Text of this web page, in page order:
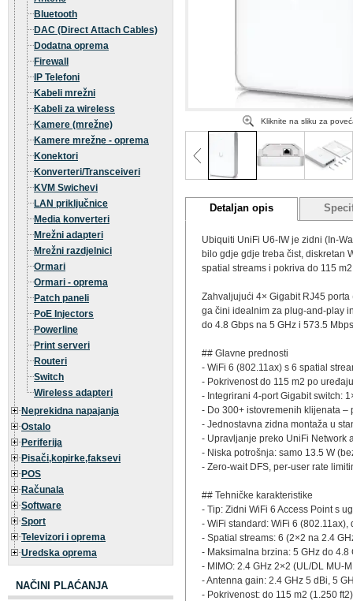
Bluetooth
DAC (Direct Attach Cables)
Dodatna oprema
Firewall
IP Telefoni
Kabeli mrežni
Kabeli za wireless
Kamere (mrežne)
Kamere mrežne - oprema
Konektori
Konverteri/Transceiveri
KVM Swichevi
LAN priključnice
Media konverteri
Mrežni adapteri
Mrežni razdjelnici
Ormari
Ormari - oprema
Patch paneli
PoE Injectors
Powerline
Print serveri
Routeri
Switch
Wireless adapteri
Neprekidna napajanja
Ostalo
Periferija
Pisači,kopirke,faksevi
POS
Računala
Software
Sport
Televizori i oprema
Uredska oprema
NAČINI PLAĆANJA
Kliknite na sliku za
Detaljan opis
Ubiquiti UniFi U6-IW je zidni (In-
bilo gdje gdje treba čist, diskretan
spatial streams i pokriva do 115
Zahvaljujući 4× Gigabit RJ45
ga čini idealnim za plug-and-play
do 4.8 Gbps na 5 GHz i 573.5
## Glavne prednosti
- WiFi 6 (802.11ax) s 6 spatial
- Pokrivenost do 115 m2 po
- Integrirani 4-port Gigabit switch:
- Do 300+ istovremenih klijenata
- Jednostavna zidna montaža u
- Upravljanje preko UniFi Network
- Niska potrošnja: samo 13.5 W
- Zero-wait DFS, per-user rate
## Tehničke karakteristike
- Tip: Zidni WiFi 6 Access Point s
- WiFi standard: WiFi 6
- Spatial streams: 6 (2×2 na 2.4
- Maksimalna brzina: 5 GHz do
- MIMO: 2.4 GHz 2×2 (UL/DL MU-
- Antenna gain: 2.4 GHz 5 dBi, 5
- Pokrivenost: do 115 m2 (1.250 ft2)